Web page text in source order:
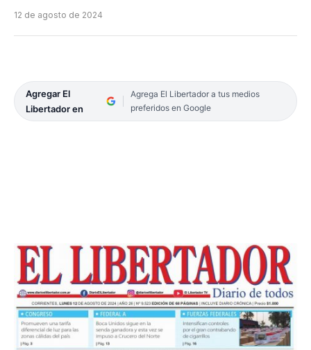
12 de agosto de 2024
Agregar El
Libertador en
Agrega El Libertador a tus medios
preferidos en Google